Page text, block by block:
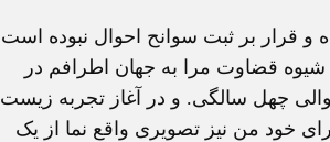
و قرار بر ثبت سوانح احوال نبوده است
قضاوت مرا به جهان اطرافم در
چهل سالگی. و در آغاز تجربه زیست
خود من نیز تصویری واقع نما از یک